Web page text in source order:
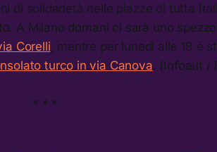
di solidarietà nelle piazze di tutta
A Milano domani ci sarà uno
Corelli , mentre per lunedì alle 18 è
turco in via Canova. (Infoaut /
* * *